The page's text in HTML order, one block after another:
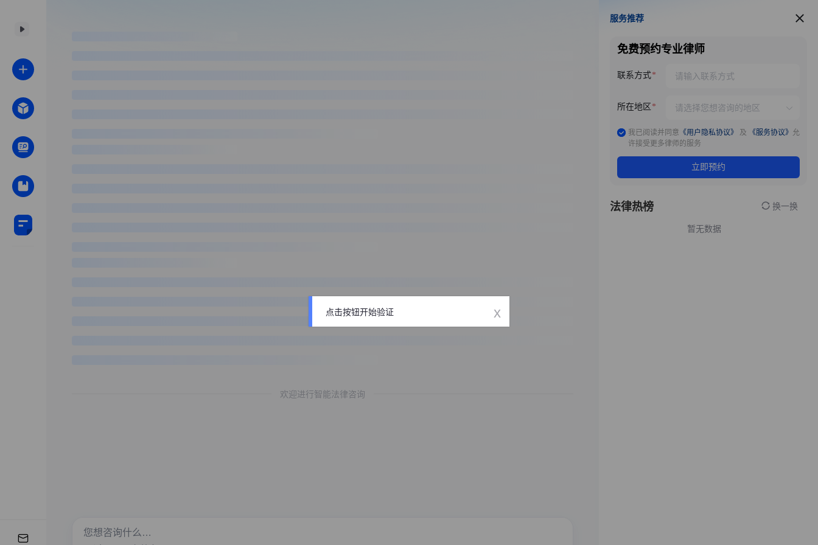
欢迎进行智能法律咨询
服务推荐
服务推荐
免费预约专业律师
联系方式
所在地区
我已阅读并同意 《用户隐私协议》 及 《服务协议》 允
许接受更多律师的服务
立即预约
法律热榜 换一换
暂无数据
点击按钮开始验证 x